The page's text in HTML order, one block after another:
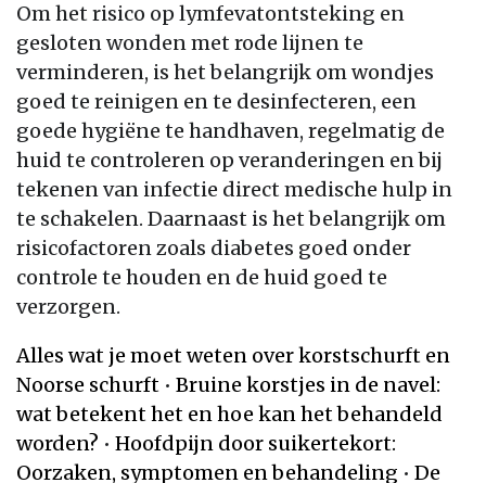
Om het risico op lymfevatontsteking en
gesloten wonden met rode lijnen te
verminderen, is het belangrijk om wondjes
goed te reinigen en te desinfecteren, een
goede hygiëne te handhaven, regelmatig de
huid te controleren op veranderingen en bij
tekenen van infectie direct medische hulp in
te schakelen. Daarnaast is het belangrijk om
risicofactoren zoals diabetes goed onder
controle te houden en de huid goed te
verzorgen.
Alles wat je moet weten over korstschurft en
Noorse schurft • Bruine korstjes in de navel:
wat betekent het en hoe kan het behandeld
worden? • Hoofdpijn door suikertekort:
Oorzaken, symptomen en behandeling • De